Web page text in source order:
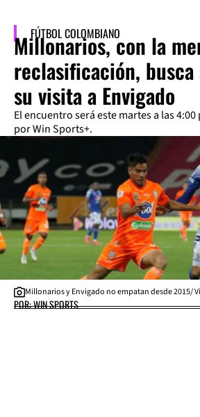
FÚTBOL COLOMBIANO
Millonarios, con la
reclasificación, busca
su visita a Envigado
El encuentro será este martes a las
por Win Sports+.
Millonarios y Envigado no empatan desde 2015/
POR: WIN SPORTS